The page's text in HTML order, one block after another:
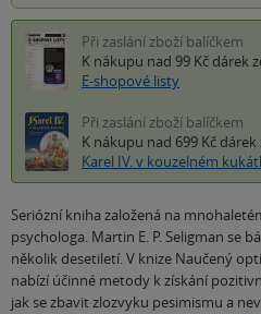
Při zaslání zboží balíčkem
K nákupu nad 99 Kč dárek
E-shopové listy
Při zaslání zboží balíčkem
K nákupu nad 699 Kč dárek
Karel IV. v kouzelném
Seriózní kniha založená na
psychologa. Martin E. P. Seligman se
několik desetiletí. V knize Naučený
nabízí účinné metody k získání
jak se zbavit zlozvyku pesimismu a